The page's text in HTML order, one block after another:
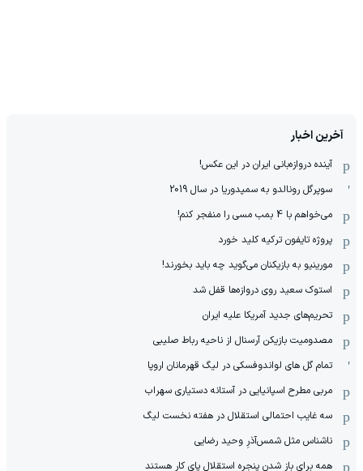
آخرین اخبار
آینده دروازه‌بانی ایران در این عکس!
سوپرگل رونالدو به سمپدوریا در سال 2019
می‌خواهم با 4 بمب مسی را منفجر کنم!
پروژه تایفون ترکیه کلید خورد
مورینیو به بازیکنان می‌گوید چه باید بخورند!
استوک سعید روی دروازه‌ها قفل شد
تحریم‌های جدید آمریکا علیه ایران
مصدومیت بازیکن آرسنال از ناحیه رباط صلیبی
تمام گل های لواندوفسکی در لیگ قهرمانان اروپا
مربی مطرح اسپانیایی در آستانه دستیاری سهراب
سه غایب احتمالی استقلال در هفته نخست لیگ
ناشناس مثل شمس‌آذرِ وحید رضایی
همه برای باز شدن پنجره استقلال پای کار هستند